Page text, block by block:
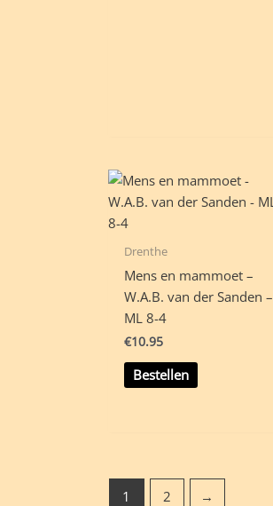
Drenthe
Mens en mammoet –
W.A.B. van der Sanden –
ML 8-4
€10.95
Bestellen
1 2 →